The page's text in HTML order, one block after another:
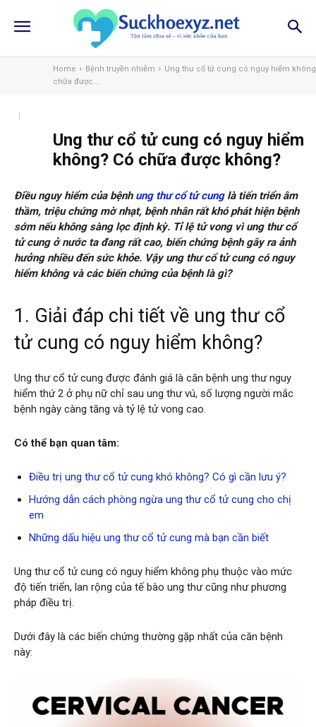
Home Bệnh truyền nhiễm
Ung thư cổ tử cung có nguy hiểm
chữa được...
Ung thư cổ tử cung có nguy hiểm
không? Có chữa được không?
Điều nguy hiểm của bệnh ung thư cổ tử cunglà tiến triển âm
thầm, triệu chứng mờ nhạt, bệnh nhân rất khó phát hiện bệnh
sớm nếu không sàng lọc định kỳ. Tỉ lệ tử vong vì ung thư cổ
tử cung ở nước ta đang rất cao, biến chứng bệnh gây ra ảnh
hưởng nhiều đến sức khỏe. Vậy ung thư cổ tử cung có nguy
hiểm không và các biến chứng của bệnh là gì?
1. Giải đáp chi tiết về ung thư cổ
tử cung có nguy hiểm không?
Ung thư cổ tử cung được đánh giá là căn bệnh ung thư nguy
hiểm thứ 2 ở phụ nữ chỉ sau ung thư vú, số lượng người mắc
bệnh ngày càng tăng và tỷ lệ tử vong cao.
Có thể bạn quan tâm:
Điều trị ung thư cổ tử cung khó không? Có gì cần lưu ý?
Hướng dẫn cách phòng ngừa ung thư cổ tử cung cho chị
em
Những dấu hiệu ung thư cổ tử cung mà bạn cần biết
Ung thư cổ tử cung có nguy hiểm không phụ thuộc vào mức
độ tiến triển, lan rộng của tế bào ung thư cũng như phương
pháp điều trị.
Dưới đây là các biến chứng thường gặp nhất của căn bệnh
này: